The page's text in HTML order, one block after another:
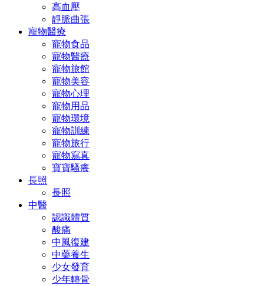
高血壓
靜脈曲張
寵物醫療
寵物食品
寵物醫療
寵物旅館
寵物美容
寵物心理
寵物用品
寵物環境
寵物訓練
寵物旅行
寵物寫真
寶寶騷癢
長照
長照
中醫
認識體質
酸痛
中風復建
中藥養生
少女發育
少年轉骨